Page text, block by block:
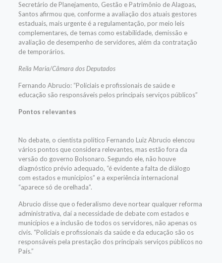
Secretário de Planejamento, Gestão e Patrimônio de Alagoas,
Santos afirmou que, conforme a avaliação dos atuais gestores
estaduais, mais urgente é a regulamentação, por meio leis
complementares, de temas como estabilidade, demissão e
avaliação de desempenho de servidores, além da contratação
de temporários.
Reila Maria/Câmara dos Deputados
Fernando Abrucio: “Policiais e profissionais de saúde e
educação são responsáveis pelos principais serviços públicos”
Pontos relevantes
No debate, o cientista político Fernando Luiz Abrucio elencou
vários pontos que considera relevantes, mas estão fora da
versão do governo Bolsonaro. Segundo ele, não houve
diagnóstico prévio adequado, “é evidente a falta de diálogo
com estados e municípios” e a experiência internacional
“aparece só de orelhada”.
Abrucio disse que o federalismo deve nortear qualquer reforma
administrativa, daí a necessidade de debate com estados e
municípios e a inclusão de todos os servidores, não apenas os
civis. “Policiais e profissionais da saúde e da educação são os
responsáveis pela prestação dos principais serviços públicos no
País.”